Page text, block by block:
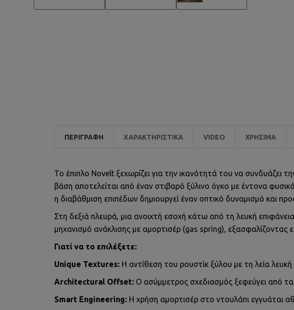
ΠΕΡΙΓΡΑΦΉ ΧΑΡΑΚΤΗΡΙΣΤΙΚΆ VIDEO ΧΡΉΣΙΜΑ
Το έπιπλο Novelt ξεχωρίζει για την ικανότητά του να
βάση αποτελείται από έναν στιβαρό ξύλινο όγκο με έντονα
η διαβάθμιση επιπέδων δημιουργεί έναν οπτικό δυναμισμό και
Στη δεξιά πλευρά, μια ανοιχτή εσοχή κάτω από τη λευκή
μηχανισμό ανάκλισης με αμορτισέρ (gas spring),
Γιατί να το επιλέξετε:
Unique Textures: Η αντίθεση του ρουστίκ ξύλου με τη λεία
Architectural Offset: Ο ασύμμετρος σχεδιασμός ξεφεύγει από τα
Smart Engineering: Η χρήση αμορτισέρ στο ντουλάπι εγγυάται